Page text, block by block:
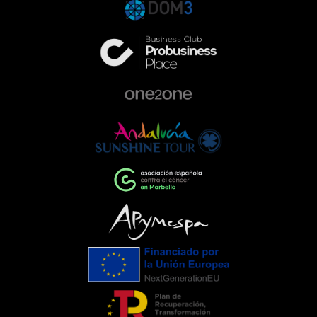
gala responde a una forma de entender
excelencia en el sector de la
automoción. Queremos ser parte activa
de la comunidad, colaborando con
sociedad más comprometida y más
humana.Empresas que impulsan el
cambioEventos como la Gala de la AECC
ponen de manifiesto el importante
papel que pueden desempeñar las
empresas cuando unen esfuerzos en
torno a una causa común. La
colaboración entre entidades,
organizaciones y ciudadanía demuestra
que, trabajando juntos, es posible